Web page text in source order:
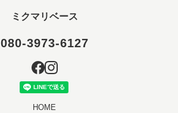
ミクマリベース
080-3973-6127
HOME